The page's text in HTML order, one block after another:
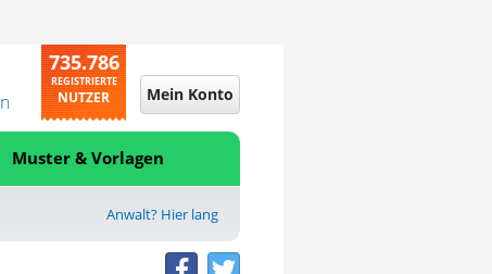
735.786
REGISTRIERTE
NUTZER Mein Konto
Muster & Vorlagen
Anwalt? Hier lang